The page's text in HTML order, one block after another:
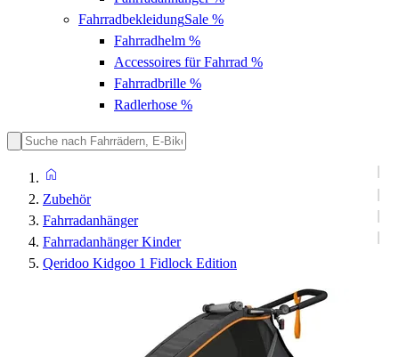
FahrradbekleidungSale %
Fahrradhelm %
Accessoires für Fahrrad %
Fahrradbrille %
Radlerhose %
Zubehör
Fahrradanhänger
Fahrradanhänger Kinder
Qeridoo Kidgoo 1 Fidlock Edition